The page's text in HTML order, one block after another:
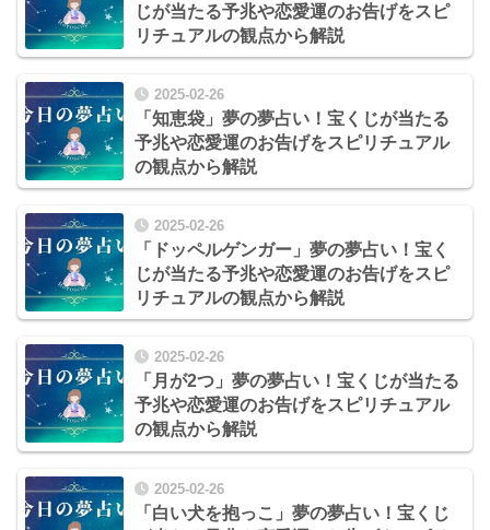
じが当たる予兆や恋愛運のお告げをスピ
リチュアルの観点から解説
2025-02-26
「知恵袋」夢の夢占い！宝くじが当たる
予兆や恋愛運のお告げをスピリチュアル
の観点から解説
2025-02-26
「ドッペルゲンガー」夢の夢占い！宝く
じが当たる予兆や恋愛運のお告げをスピ
リチュアルの観点から解説
2025-02-26
「月が2つ」夢の夢占い！宝くじが当たる
予兆や恋愛運のお告げをスピリチュアル
の観点から解説
2025-02-26
「白い犬を抱っこ」夢の夢占い！宝くじ